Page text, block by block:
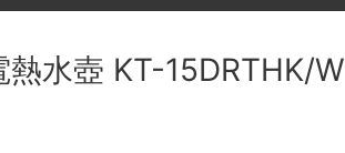
水壺 KT-15DRTHK/W